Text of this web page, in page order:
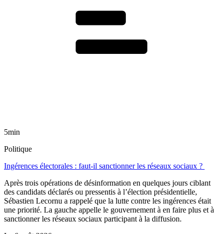
5min
Politique
Ingérences électorales : faut-il sanctionner les réseaux sociaux ?
Après trois opérations de désinformation en quelques jours ciblant
des candidats déclarés ou pressentis à l’élection présidentielle,
Sébastien Lecornu a rappelé que la lutte contre les ingérences était
une priorité. La gauche appelle le gouvernement à en faire plus et à
sanctionner les réseaux sociaux participant à la diffusion.